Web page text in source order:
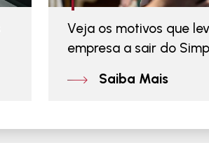
Veja os motivos que
empresa a sair do
Saiba Mais